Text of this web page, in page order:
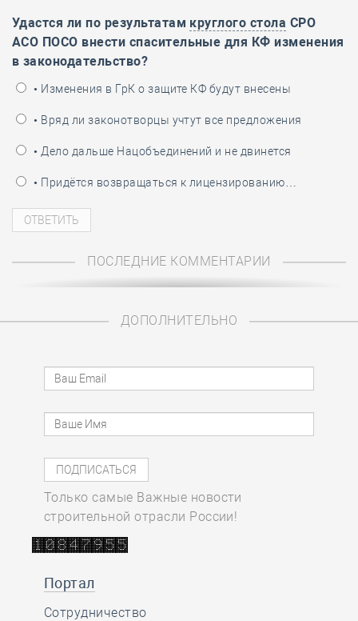
Удастся ли по результатам круглого стола СРО
АСО ПОСО внести спасительные для КФ изменения
в законодательство?
• Изменения в ГрК о защите КФ будут внесены
• Вряд ли законотворцы учтут все предложения
• Дело дальше Нацобъединений и не двинется
• Придётся возвращаться к лицензированию…
ПОСЛЕДНИЕ КОММЕНТАРИИ
ДОПОЛНИТЕЛЬНО
Только самые Важные новости
строительной отрасли России!
Портал
Сотрудничество